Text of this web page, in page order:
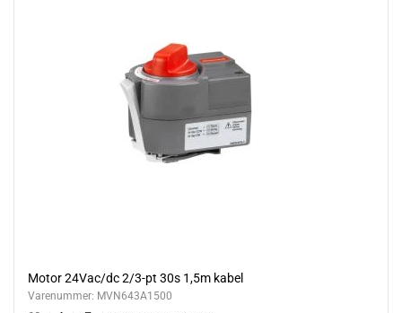
Motor 24Vac/dc 2/3-pt 30s 1,5m kabel
Varenummer: MVN643A1500